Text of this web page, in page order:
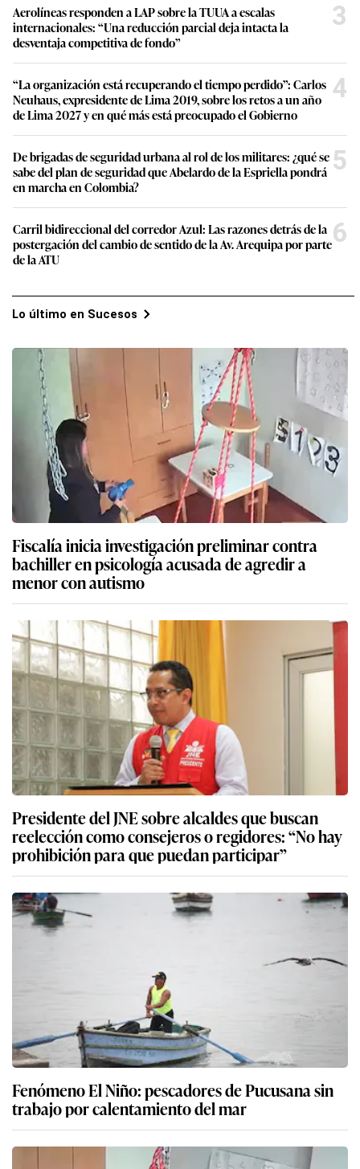
Aerolíneas responden a LAP sobre la TUUA a escalas
internacionales: “Una reducción parcial deja intacta la
desventaja competitiva de fondo”
3
“La organización está recuperando el tiempo perdido”: Carlos
Neuhaus, expresidente de Lima 2019, sobre los retos a un año
de Lima 2027 y en qué más está preocupado el Gobierno
4
De brigadas de seguridad urbana al rol de los militares: ¿qué se
sabe del plan de seguridad que Abelardo de la Espriella pondrá
en marcha en Colombia?
5
Carril bidireccional del corredor Azul: Las razones detrás de la
postergación del cambio de sentido de la Av. Arequipa por parte
de la ATU
6
Lo último en Sucesos
Fiscalía inicia investigación preliminar contra
bachiller en psicología acusada de agredir a
menor con autismo
Presidente del JNE sobre alcaldes que buscan
reelección como consejeros o regidores: “No hay
prohibición para que puedan participar”
Fenómeno El Niño: pescadores de Pucusana sin
trabajo por calentamiento del mar